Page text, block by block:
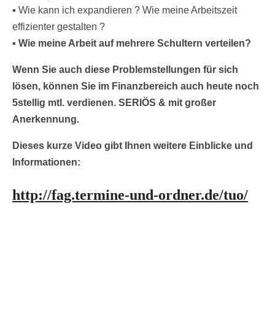
▪ Wie kann ich expandieren ? Wie meine Arbeitszeit
effizienter gestalten ?
▪ Wie meine Arbeit auf mehrere Schultern verteilen?
Wenn Sie auch diese Problemstellungen für sich
lösen, können Sie im Finanzbereich auch heute noch
5stellig mtl. verdienen. SERIÖS & mit großer
Anerkennung.
Dieses kurze Video gibt Ihnen weitere Einblicke und
Informationen:
http://fag.termine-und-ordner.de/tuo/